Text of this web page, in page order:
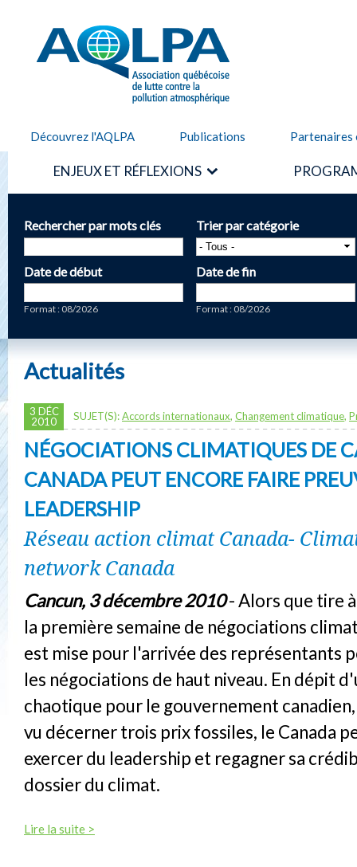
AQLPA
Découvrez l'AQLPA Publications Partenaires
ENJEUX ET RÉFLEXIONS
Rechercher par mots clés Trier par catégorie
Date de début
Format : 08/2026
Date de fin
Format : 08/2026
Actualités
3 DÉC
2010
SUJET(S):Accords internationaux, Changement climatique,
NÉGOCIATIONS CLIMATIQUES DE
CANADA PEUT ENCORE FAIRE
LEADERSHIP
Réseau action climat Canada-
network Canada
Cancun, 3 décembre 2010- Alors que tire à
la première semaine de négociations
est mise pour l'arrivée des représentants
les négociations de haut niveau. En dépit
chaotique pour le gouvernement
vu décerner trois prix fossiles, le Canada
exercer du leadership et regagner sa
dossier du climat.
Lire la suite >